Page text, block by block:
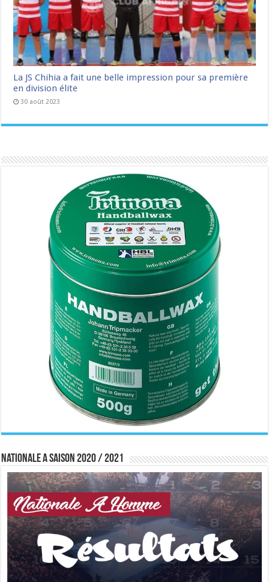
La JS Chihia a fait une belle impression pour sa première
en division élite
30 août 2023
Nationale A saison 2020 / 2021